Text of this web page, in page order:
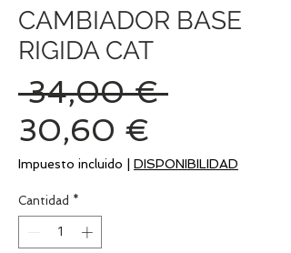
CAMBIADOR BASE
RIGIDA CAT
34,00 € Precio
30,60 €
de
Impuesto incluido DISPONIBILIDAD
Cantidad *